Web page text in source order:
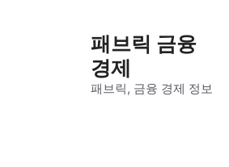
패브릭 금융
경제
패브릭, 금융 경제 정보